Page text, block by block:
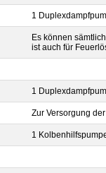
1
Es können
ist auch für
1
Zur Versorgung
1